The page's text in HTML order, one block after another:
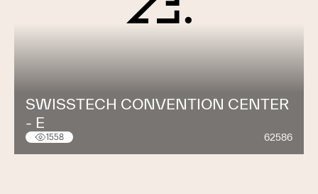
SWISSTECH CONVENTION CENTER
- E
1558 62586